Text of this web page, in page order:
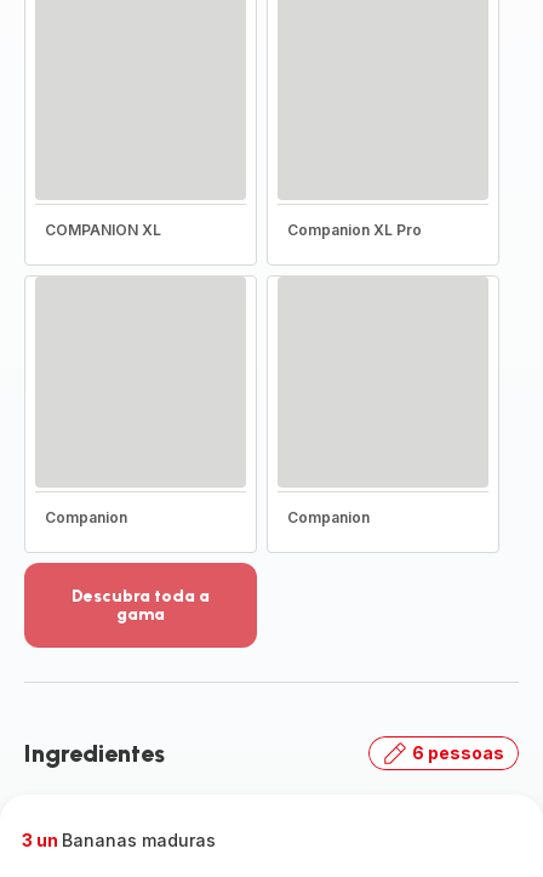
COMPANION XL Companion XL Pro
Companion Companion
Descubra toda a
gama
detalhes
toda
Ingredientes 6 pessoas
3 un Bananas maduras